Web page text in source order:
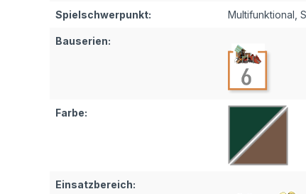
Spielschwerpunkt: Multifunktional ,
Bauserien:
Farbe:
Einsatzbereich: